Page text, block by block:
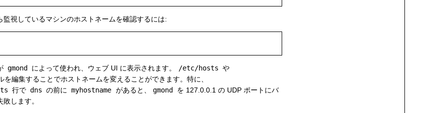
視しているマシンのホストネームを確認するには:
gmond によって使われ、ウェブ UI に表示されます。 /etc/hosts や
を編集することでホストネームを変えることができます。特に、
行で dns の前に myhostname があると、 gmond
を 127.0.0.1 の UDP ポートにバ
します。